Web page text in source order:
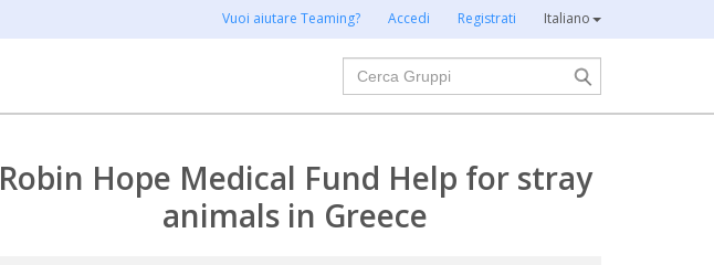
Vuoi aiutare Teaming? Accedi Registrati Italiano
Cerca
Robin Hope Medical Fund Help for stray
animals in Greece